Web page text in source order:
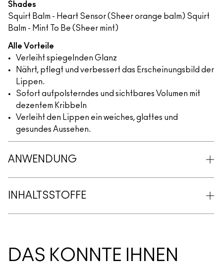
Shades
Squirt Balm - Heart Sensor (Sheer orange balm) Squirt
Balm - Mint To Be (Sheer mint)
Alle Vorteile
Verleiht spiegelnden Glanz
Nährt, pflegt und verbessert das Erscheinungsbild der
Lippen.
Sofort aufpolsterndes und sichtbares Volumen mit
dezentem Kribbeln
Verleiht den Lippen ein weiches, glattes und
gesundes Aussehen.
ANWENDUNG
INHALTSSTOFFE
DAS KÖNNTE IHNEN